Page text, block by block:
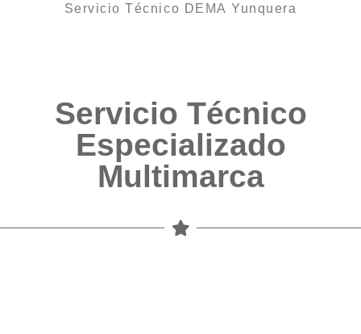
Servicio Técnico DEMA Yunquera
Servicio Técnico
Especializado
Multimarca